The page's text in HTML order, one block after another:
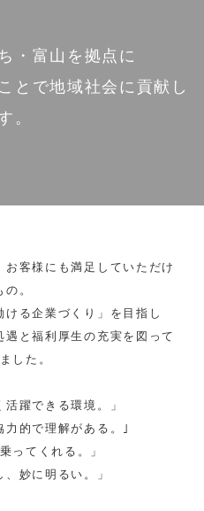
・富山を拠点に
とで地域社会に貢献し
。
客様にも満足していただけ
の。
ける企業づくり」を目指し
と福利厚生の充実を図って
した。
活躍できる環境。」
力的で理解がある。｣
ってくれる。」
、妙に明るい。」